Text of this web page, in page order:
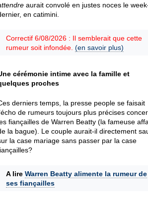
aurait convolé en justes noces le
en catimini.
Correctif 6/08/2026 : Il semblerait que cette
rumeur soit infondée. (en savoir plus)
cérémonie intime avec la famille et
proches
derniers temps, la presse people se faisait
de rumeurs toujours plus précises
fiançailles de Warren Beatty (la fameuse
la bague). Le couple aurait-il directement
la case mariage sans passer par la case
A lire Warren Beatty alimente la rumeur de
ses fiançailles